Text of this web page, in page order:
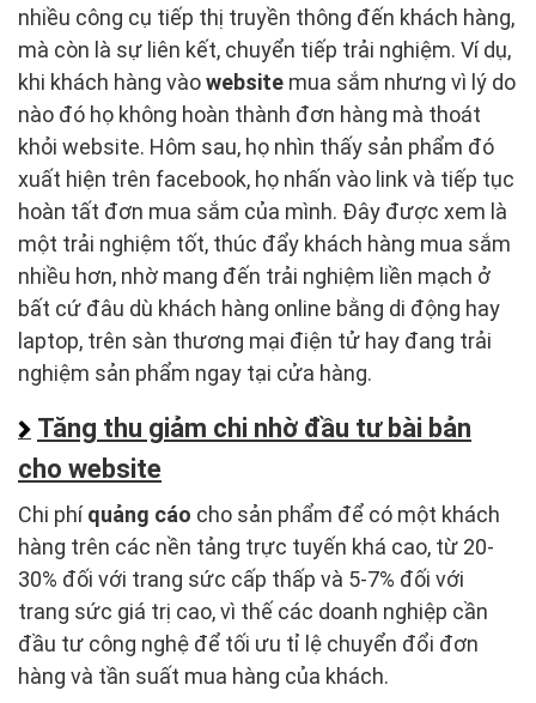
nhiều công cụ tiếp thị truyền thông đến khách hàng,
mà còn là sự liên kết, chuyển tiếp trải nghiệm. Ví dụ,
khi khách hàng vàowebsite mua sắm nhưng vì lý do
nào đó họ không hoàn thành đơn hàng mà thoát
khỏi website. Hôm sau, họ nhìn thấy sản phẩm đó
xuất hiện trên facebook, họ nhấn vào link và tiếp tục
hoàn tất đơn mua sắm của mình. Đây được xem là
một trải nghiệm tốt, thúc đẩy khách hàng mua sắm
nhiều hơn, nhờ mang đến trải nghiệm liền mạch ở
bất cứ đâu dù khách hàng online bằng di động hay
laptop, trên sàn thương mại điện tử hay đang trải
nghiệm sản phẩm ngay tại cửa hàng.
Tăng thu giảm chi nhờ đầu tư bài bản
cho website
Chi phíquảng cáo cho sản phẩm để có một khách
hàng trên các nền tảng trực tuyến khá cao, từ 20-
30% đối với trang sức cấp thấp và 5-7% đối với
trang sức giá trị cao, vì thế các doanh nghiệp cần
đầu tư công nghệ để tối ưu tỉ lệ chuyển đổi đơn
hàng và tần suất mua hàng của khách.